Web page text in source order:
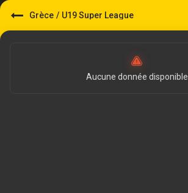
Grèce / U19 Super League
Aucune donnée disponible